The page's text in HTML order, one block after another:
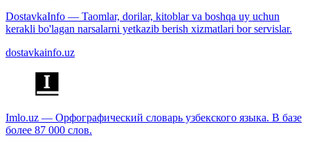
DostavkaInfo — Taomlar, dorilar, kitoblar va boshqa uy uchun
kerakli bo'lagan narsalarni yetkazib berish xizmatlari bor servislar.
dostavkainfo.uz
Imlo.uz — Орфографический словарь узбекского языка. В базе
более 87 000 слов.